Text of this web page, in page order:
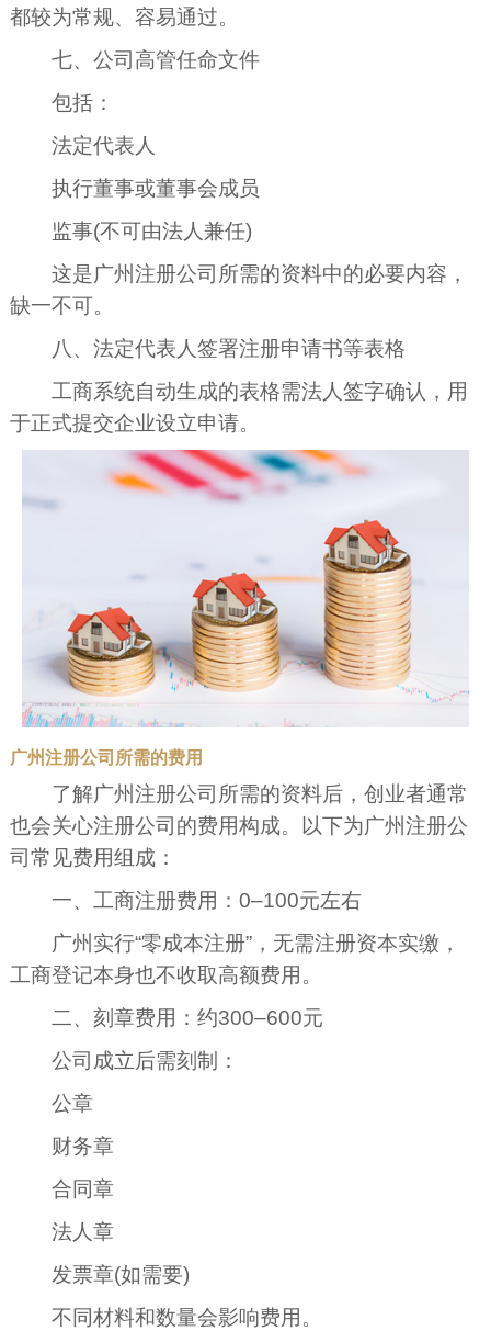
都较为常规、容易通过。
七、公司高管任命文件
包括：
法定代表人
执行董事或董事会成员
监事(不可由法人兼任)
这是广州注册公司所需的资料中的必要内容，
缺一不可。
八、法定代表人签署注册申请书等表格
工商系统自动生成的表格需法人签字确认，用
于正式提交企业设立申请。
广州注册公司所需的费用
了解广州注册公司所需的资料后，创业者通常
也会关心注册公司的费用构成。以下为广州注册公
司常见费用组成：
一、工商注册费用：0–100元左右
广州实行“零成本注册”，无需注册资本实缴，
工商登记本身也不收取高额费用。
二、刻章费用：约300–600元
公司成立后需刻制：
公章
财务章
合同章
法人章
发票章(如需要)
不同材料和数量会影响费用。